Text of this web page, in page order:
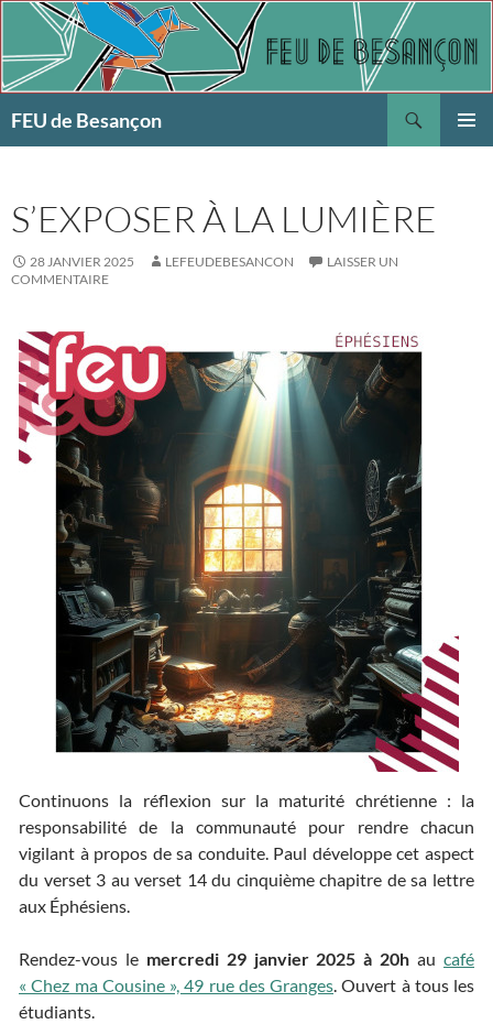
Aller
contenu
FEU de Besançon
S’EXPOSER À LA LUMIÈRE
28 JANVIER 2025 LEFEUDEBESANCON
LAISSER UN
COMMENTAIRE
Continuons la réflexion sur la maturité chrétienne : la
responsabilité de la communauté pour rendre chacun
vigilant à propos de sa conduite. Paul développe cet aspect
du verset 3 au verset 14 du cinquième chapitre de sa lettre
aux Éphésiens.
Rendez-vous le mercredi 29 janvier 2025 à 20h aucafé
« Chez ma Cousine », 49 rue des Granges. Ouvert à tous les
étudiants.